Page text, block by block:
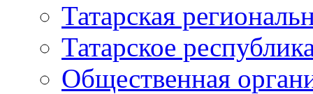
Татарская
Татарское
Общественная